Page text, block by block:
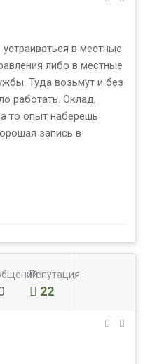
в местные
либо в местные
Туда возьмут и без
работать. Оклад,
то опыт наберешь
запись в
Репутация
22